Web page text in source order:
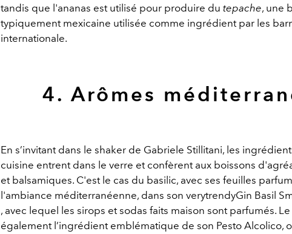
tandis que l'ananas est utilisé pour produire du tepache, une
typiquement mexicaine utilisée comme ingrédient par les
internationale.
4. Arômes
En s’invitant dans le shaker de Gabriele Stillitani, les
cuisine entrent dans le verre et confèrent aux boissons
et balsamiques. C'est le cas du basilic, avec ses feuilles
l'ambiance méditerranéenne, dans son verytrendyGin Basil
, avec lequel les sirops et sodas faits maison sont parfumés.
également l’ingrédient emblématique de son Pesto Alcolico,